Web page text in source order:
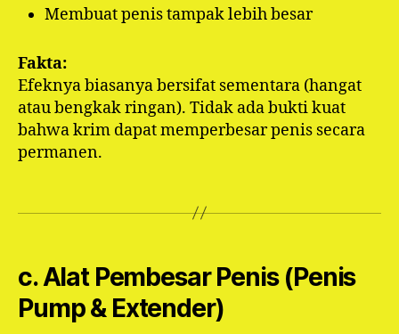
Membuat penis tampak lebih besar
Fakta:
Efeknya biasanya bersifat sementara (hangat
atau bengkak ringan). Tidak ada bukti kuat
bahwa krim dapat memperbesar penis secara
permanen.
c. Alat Pembesar Penis (Penis
Pump & Extender)